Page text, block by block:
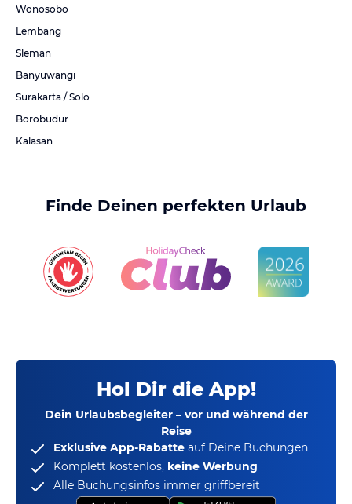
Wonosobo
Lembang
Sleman
Banyuwangi
Surakarta / Solo
Borobudur
Kalasan
Finde Deinen perfekten Urlaub
Hol Dir die App!
Dein Urlaubsbegleiter – vor und während der
Reise
Exklusive App-Rabatte auf Deine Buchungen
Komplett kostenlos, keine Werbung
Alle Buchungsinfos immer griffbereit